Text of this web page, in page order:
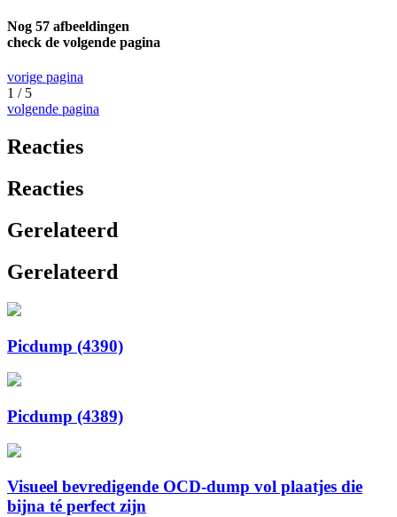
Nog 57 afbeeldingen
check de volgende pagina
vorige pagina
1 / 5
volgende pagina
Reacties
Reacties
Gerelateerd
Gerelateerd
Picdump (4390)
Picdump (4389)
Visueel bevredigende OCD-dump vol plaatjes die
bijna té perfect zijn